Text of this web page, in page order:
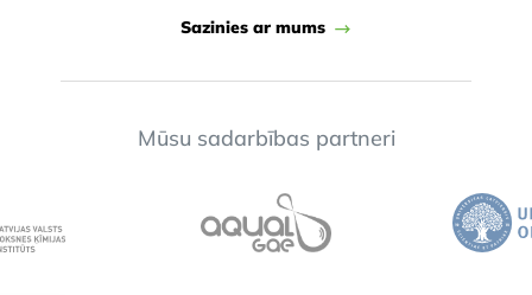
Sazinies ar mums
Mūsu sadarbības partneri